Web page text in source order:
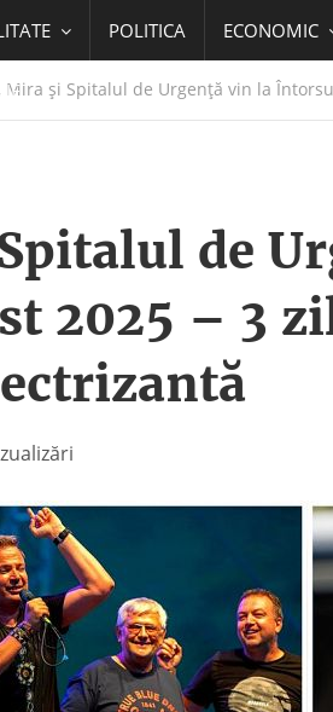
POLITICA ECONOMIC
Mira și Spitalul de Urgență vin la
de
2025 – 3